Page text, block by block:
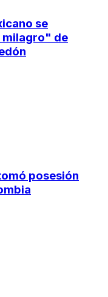
se
milagro" de
posesión